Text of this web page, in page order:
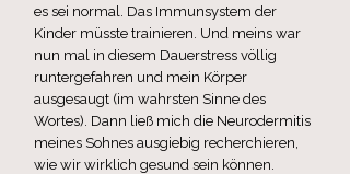
es sei normal. Das Immunsystem der
Kinder müsste trainieren. Und meins war
nun mal in diesem Dauerstress völlig
runtergefahren und mein Körper
ausgesaugt (im wahrsten Sinne des
Wortes). Dann ließ mich die Neurodermitis
meines Sohnes ausgiebig recherchieren,
wie wir wirklich gesund sein können.